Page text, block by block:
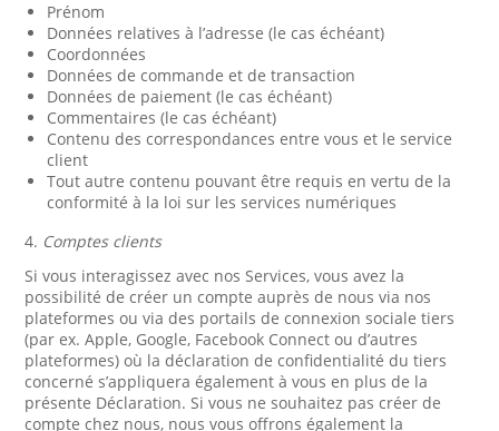
Prénom
Données relatives à l’adresse (le cas échéant)
Coordonnées
Données de commande et de transaction
Données de paiement (le cas échéant)
Commentaires (le cas échéant)
Contenu des correspondances entre vous et le service
client
Tout autre contenu pouvant être requis en vertu de la
conformité à la loi sur les services numériques
4. Comptes clients
Si vous interagissez avec nos Services, vous avez la
possibilité de créer un compte auprès de nous via nos
plateformes ou via des portails de connexion sociale tiers
(par ex. Apple, Google, Facebook Connect ou d’autres
plateformes) où la déclaration de confidentialité du tiers
concerné s’appliquera également à vous en plus de la
présente Déclaration. Si vous ne souhaitez pas créer de
compte chez nous, nous vous offrons également la